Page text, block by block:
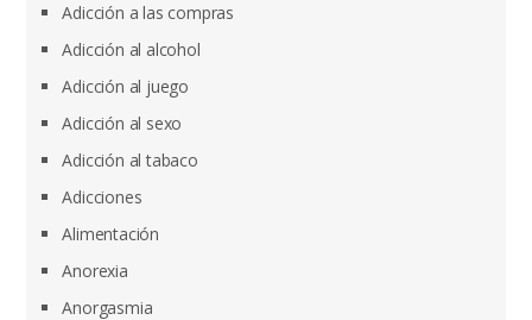
Adicción a las compras
Adicción al alcohol
Adicción al juego
Adicción al sexo
Adicción al tabaco
Adicciones
Alimentación
Anorexia
Anorgasmia